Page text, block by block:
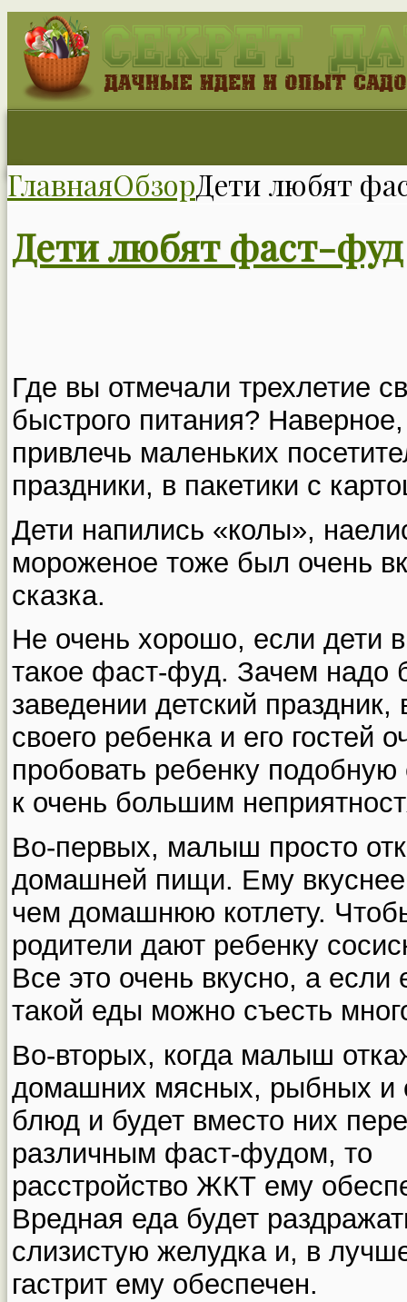
ГлавнаяОбзорДети любят
Дети любят фаст-фуд
Где вы отмечали трехлетие
быстрого питания?
привлечь маленьких
праздники, в пакетики с
Дети напились «колы»,
мороженое тоже был очень
сказка.
Не очень хорошо, если дети
такое фаст-фуд. Зачем надо
заведении детский
своего ребенка и его гостей
пробовать ребенку
к очень большим
Во-первых, малыш просто
домашней пищи. Ему вкуснее
чем домашнюю котлету.
родители дают ребенку
Все это очень вкусно, а
такой еды можно съесть
Во-вторых, когда малыш
домашних мясных, рыбных и
блюд и будет вместо них
различным фаст-фудом, то
расстройство ЖКТ ему
Вредная еда будет
слизистую желудка и, в
гастрит ему обеспечен.